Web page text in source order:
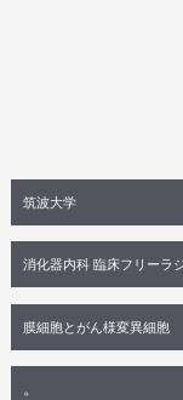
筑波大学
消化器内科 臨床フリーラ
膜細胞とがん様変異細胞
。